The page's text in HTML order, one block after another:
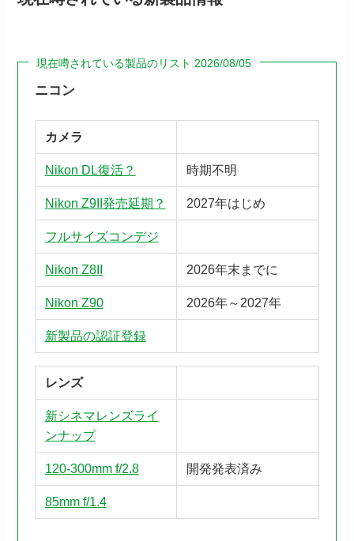
現在噂されている製品のリスト 2026/08/05
ニコン
カメラ
Nikon DL復活？ 時期不明
Nikon Z9II発売延期？ 2027年はじめ
フルサイズコンデジ
Nikon Z8II 2026年末までに
Nikon Z90 2026年～2027年
新製品の認証登録
レンズ
新シネマレンズライ
ンナップ
120-300mm f/2.8 開発発表済み
85mm f/1.4